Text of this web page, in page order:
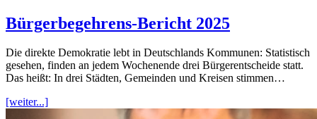
Bürgerbegehrens-Bericht 2025
Die direkte Demokratie lebt in Deutschlands Kommunen: Statistisch
gesehen, finden an jedem Wochenende drei Bürgerentscheide statt.
Das heißt: In drei Städten, Gemeinden und Kreisen stimmen…
[weiter...]